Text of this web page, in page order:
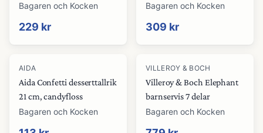
Bagaren och Kocken
229 kr
Bagaren och Kocken
309 kr
AIDA
Aida Confetti desserttallrik
21 cm, candyfloss
Bagaren och Kocken
VILLEROY & BOCH
Villeroy & Boch Elephant
barnservis 7 delar
Bagaren och Kocken